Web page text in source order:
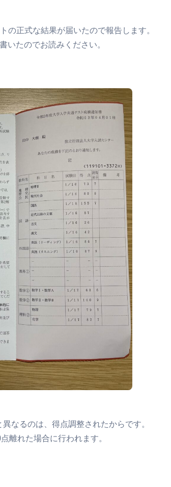
の正式な結果が届いたので報告します。
たのでお読みください。
なるのは、得点調整されたからです。
離れた場合に行われます。